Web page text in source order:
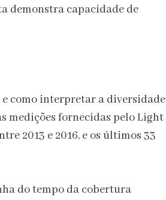
demonstra capacidade de
e como interpretar a diversidade
medições fornecidas pelo Light
2013 e 2016, e os últimos 33
do tempo da cobertura